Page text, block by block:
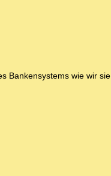
Bankensystems wie wir sie